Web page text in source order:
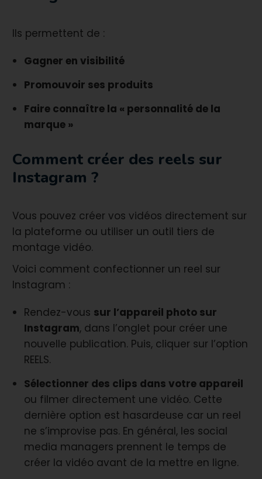
Ils permettent de :
Gagner en visibilité
Promouvoir ses produits
Faire connaître la « personnalité de la
marque »
Comment créer des reels sur
Instagram ?
Vous pouvez créer vos vidéos directement sur
la plateforme ou utiliser un outil tiers de
montage vidéo.
Voici comment confectionner un reel sur
Instagram :
Rendez-vous sur l’appareil photo sur
Instagram, dans l’onglet pour créer une
nouvelle publication. Puis, cliquer sur l’option
REELS.
Sélectionner des clips dans votre appareil
ou filmer directement une vidéo. Cette
dernière option est hasardeuse car un reel
ne s’improvise pas. En général, les social
media managers prennent le temps de
créer la vidéo avant de la mettre en ligne.